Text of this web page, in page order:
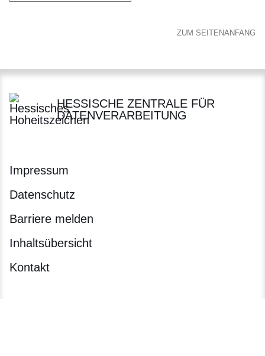
ZUM SEITENANFANG
HESSISCHE ZENTRALE FÜR
DATENVERARBEITUNG
Impressum
Datenschutz
Barriere melden
Inhaltsübersicht
Kontakt